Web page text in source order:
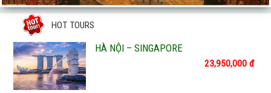
CHUYÊN TOUR ĐẢO
HOT TOURS
HÀ NỘI – SINGAPORE
23,950,000 đ